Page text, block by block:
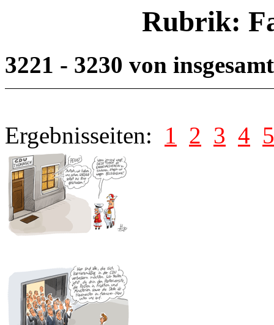
Rubrik:
3221 - 3230 von
Ergebnisseiten: 1 2 3 4 5